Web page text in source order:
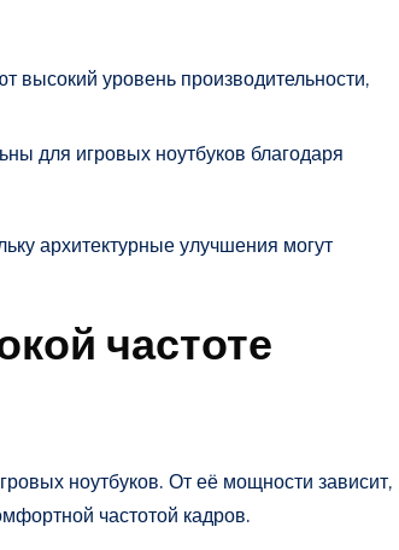
высокий уровень производительности,
для игровых ноутбуков благодаря
архитектурные улучшения могут
частоте
ноутбуков. От её мощности зависит,
частотой кадров.